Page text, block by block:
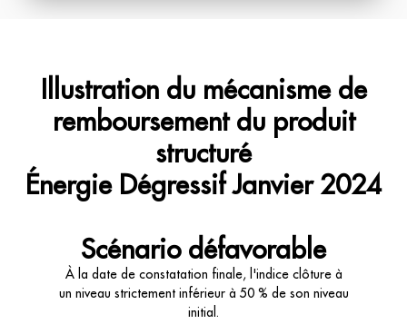
Illustration du mécanisme de
remboursement du produit
structuré
Énergie Dégressif Janvier 2024
Scénario défavorable
À la date de constatation finale, l'indice clôture à
un niveau strictement inférieur à 50 % de son niveau
initial.